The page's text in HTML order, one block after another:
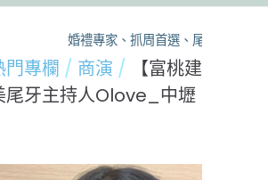
婚禮專家、抓周首選、尾牙保證，
門專欄 商演
【富桃建
尾牙主持人Olove_中壢